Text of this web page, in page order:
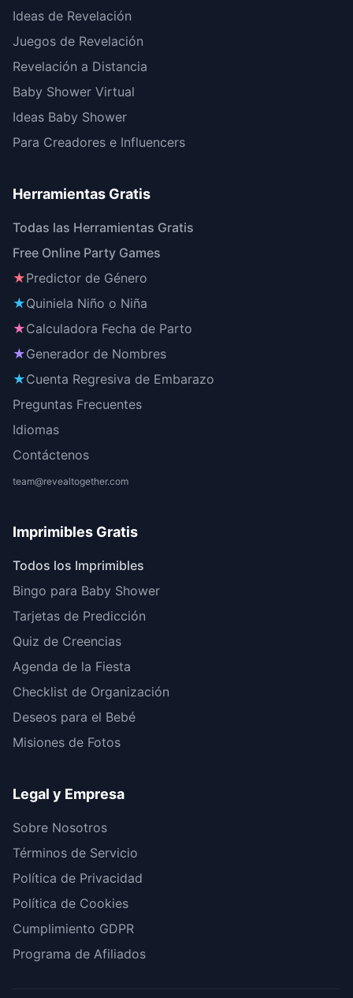
Ideas de Revelación
Juegos de Revelación
Revelación a Distancia
Baby Shower Virtual
Ideas Baby Shower
Para Creadores e Influencers
Herramientas Gratis
Todas las Herramientas Gratis
Free Online Party Games
★Predictor de Género
★Quiniela Niño o Niña
★Calculadora Fecha de Parto
★Generador de Nombres
★Cuenta Regresiva de Embarazo
Preguntas Frecuentes
Idiomas
Contáctenos
team@revealtogether.com
Imprimibles Gratis
Todos los Imprimibles
Bingo para Baby Shower
Tarjetas de Predicción
Quiz de Creencias
Agenda de la Fiesta
Checklist de Organización
Deseos para el Bebé
Misiones de Fotos
Legal y Empresa
Sobre Nosotros
Términos de Servicio
Política de Privacidad
Política de Cookies
Cumplimiento GDPR
Programa de Afiliados